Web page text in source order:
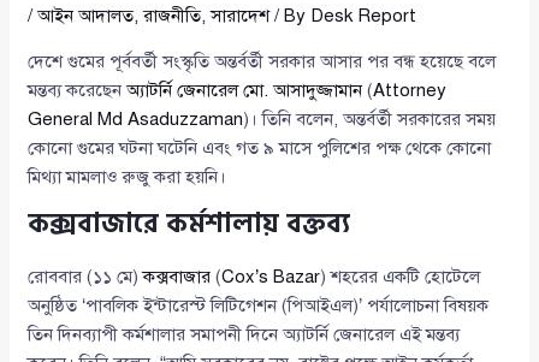
/আইন আদালত,রাজনীতি,সারাদেশ/ By Desk Report
দেশে গুমের পূর্ববর্তী সংস্কৃতি অন্তর্বর্তী সরকার আসার পর বন্ধ হয়েছে বলে
মন্তব্য করেছেনঅ্যাটর্নি জেনারেল মো. আসাদুজ্জামান(Attorney
General Md Asaduzzaman)। তিনি বলেন, অন্তর্বর্তী সরকারের সময়
কোনো গুমের ঘটনা ঘটেনি এবং গত ৯ মাসে পুলিশের পক্ষ থেকে কোনো
মিথ্যা মামলাও রুজু করা হয়নি।
কক্সবাজারে কর্মশালায় বক্তব্য
রোববার (১১ মে)কক্সবাজার (Cox’s Bazar) শহরের একটি হোটেলে
অনুষ্ঠিত ‘পাবলিক ইন্টারেস্ট লিটিগেশন (পিআইএল)’ পর্যালোচনা বিষয়ক
তিন দিনব্যাপী কর্মশালার সমাপনী দিনে অ্যাটর্নি জেনারেল এই মন্তব্য